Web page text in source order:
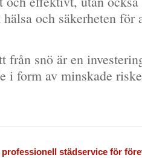
och säkerheten för
snö är en
i form av minskade
städservice för